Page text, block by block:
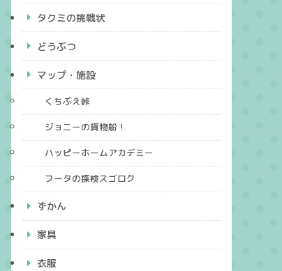
タクミの挑戦状
どうぶつ
マップ・施設
くちぶえ峠
ジョニーの貨物船！
ハッピーホームアカデミー
フータの探検スゴロク
ずかん
家具
衣服